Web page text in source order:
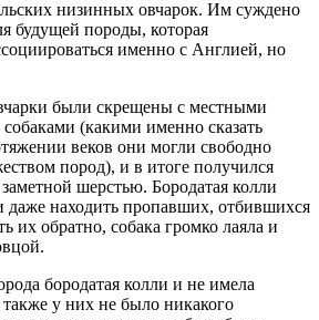
низинных овчарок. Им суждено
будущей породы, которая
именно с Англией, но
были скрещены с местными
(какими именно сказать
веков они могли свободно
пород), и в итоге получился
шерстью. Бородатая колли
даже находить пропавших, отбившихся
их обратно, собака громко лаяла и
бородатая колли и не имела
также у них не было никакого